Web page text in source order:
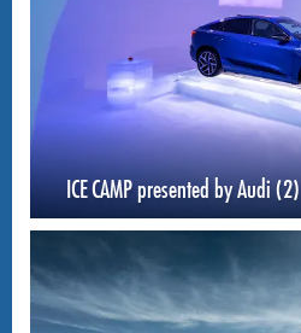
ICE CAMP presented by Audi (2)